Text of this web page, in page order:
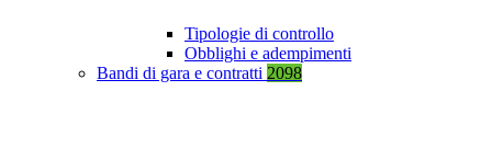
Tipologie di controllo
Obblighi e adempimenti
Bandi di gara e contratti 2098